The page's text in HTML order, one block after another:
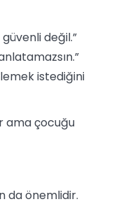
değil.”
istediğini
ama çocuğu
da önemlidir.